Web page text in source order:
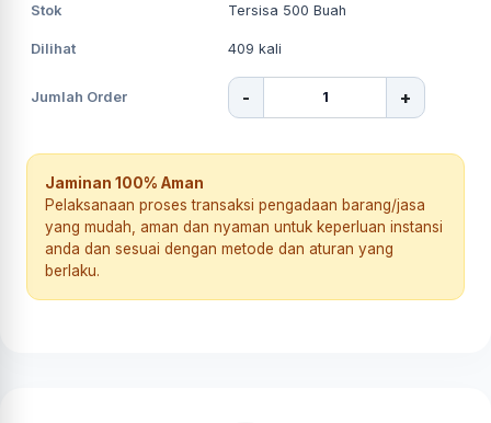
Stok Tersisa 500 Buah
Dilihat 409 kali
Jumlah Order - +
Jaminan 100% Aman
Pelaksanaan proses transaksi pengadaan barang/jasa
yang mudah, aman dan nyaman untuk keperluan instansi
anda dan sesuai dengan metode dan aturan yang
berlaku.